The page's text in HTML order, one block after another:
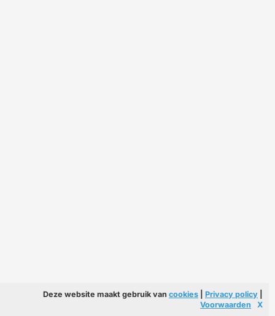
Deze website maakt gebruik van cookies Privacy policy
Voorwaarden
X